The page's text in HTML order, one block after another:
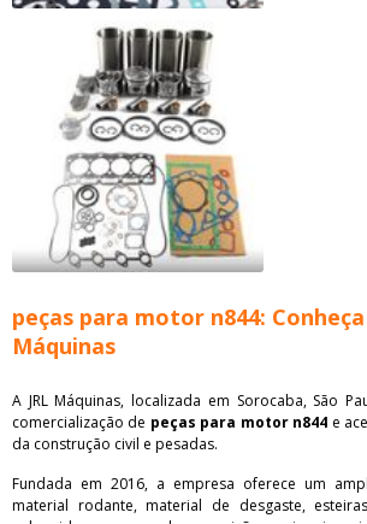
peças para motor n844: Conheça
Máquinas
A JRL Máquinas, localizada em Sorocaba, São
comercialização de peças para motor n844 e
da construção civil e pesadas.
Fundada em 2016, a empresa oferece um
material rodante, material de desgaste,